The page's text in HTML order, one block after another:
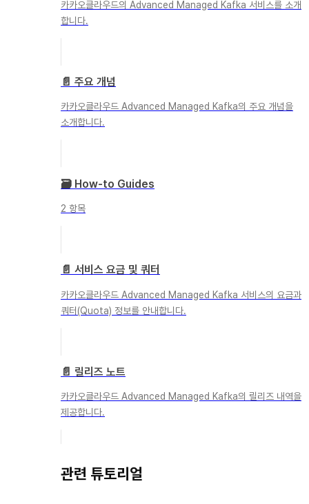
카카오클라우드의 Advanced Managed Kafka 서비스를 소개
합니다.
📄️ 주요 개념
카카오클라우드 Advanced Managed Kafka의 주요 개념을
소개합니다.
🗃️ How-to Guides
2 항목
📄️ 서비스 요금 및 쿼터
카카오클라우드 Advanced Managed Kafka 서비스의 요금과
쿼터(Quota) 정보를 안내합니다.
📄️ 릴리즈 노트
카카오클라우드 Advanced Managed Kafka의 릴리즈 내역을
제공합니다.
관련 튜토리얼